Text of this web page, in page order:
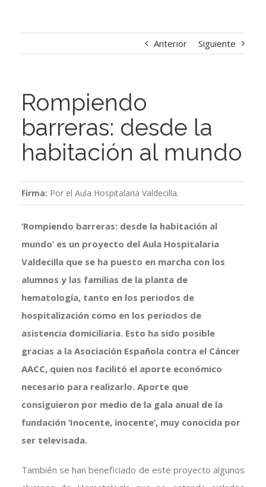
Anterior Siguiente
Rompiendo
barreras: desde la
habitación al mundo
Firma: Por el Aula Hospitalaria Valdecilla.
‘Rompiendo barreras: desde la habitación al
mundo’ es un proyecto del Aula Hospitalaria
Valdecilla que se ha puesto en marcha con los
alumnos y las familias de la planta de
hematología, tanto en los periodos de
hospitalización como en los periodos de
asistencia domiciliaria. Esto ha sido posible
gracias a la Asociación Española contra el Cáncer
AACC, quien nos facilitó el aporte económico
necesario para realizarlo. Aporte que
consiguieron por medio de la gala anual de la
fundación ‘Inocente, inocente’, muy conocida por
ser televisada.
También se han beneficiado de este proyecto algunos